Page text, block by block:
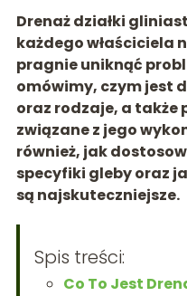
Drenaż działki
każdego właściciela
pragnie uniknąć
omówimy, czym jest
oraz rodzaje, a także
związane z jego
również, jak
specyfiki gleby oraz
są najskuteczniejsze.
Spis treści:
Co To Jest